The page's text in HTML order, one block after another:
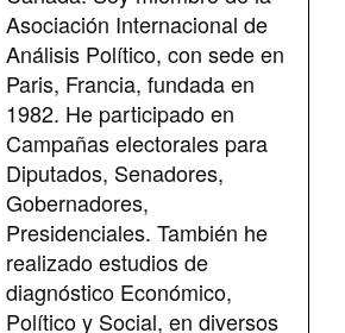
Asociación Internacional de
Análisis Político, con sede en
Paris, Francia, fundada en
1982. He participado en
Campañas electorales para
Diputados, Senadores,
Gobernadores,
Presidenciales. También he
realizado estudios de
diagnóstico Económico,
Político y Social, en diversos